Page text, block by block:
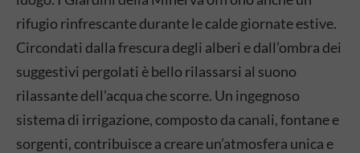
rifugio rinfrescante durante le calde giornate estive.
Circondati dalla frescura degli alberi e dall’ombra dei
suggestivi pergolati è bello rilassarsi al suono
rilassante dell’acqua che scorre. Un ingegnoso
sistema di irrigazione, composto da canali, fontane e
sorgenti, contribuisce a creare un’atmosfera unica e